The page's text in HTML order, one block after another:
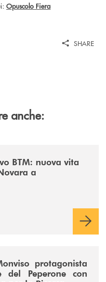
Opuscolo Fiera
SHARE
anche:
BTM: nuova vita
a
protagonista
del Peperone con